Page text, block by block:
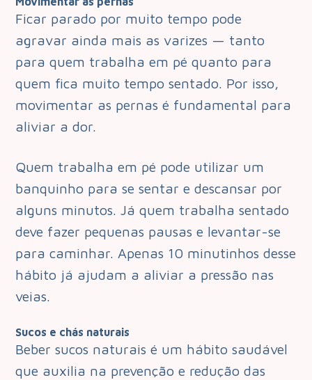
Ficar parado por muito tempo pode
agravar ainda mais as varizes — tanto
para quem trabalha em pé quanto para
quem fica muito tempo sentado. Por isso,
movimentar as pernas é fundamental para
aliviar a dor.
Quem trabalha em pé pode utilizar um
banquinho para se sentar e descansar por
alguns minutos. Já quem trabalha sentado
deve fazer pequenas pausas e levantar-se
para caminhar. Apenas 10 minutinhos desse
hábito já ajudam a aliviar a pressão nas
veias.
Sucos e chás naturais
Beber sucos naturais é um hábito saudável
que auxilia na prevenção e redução das